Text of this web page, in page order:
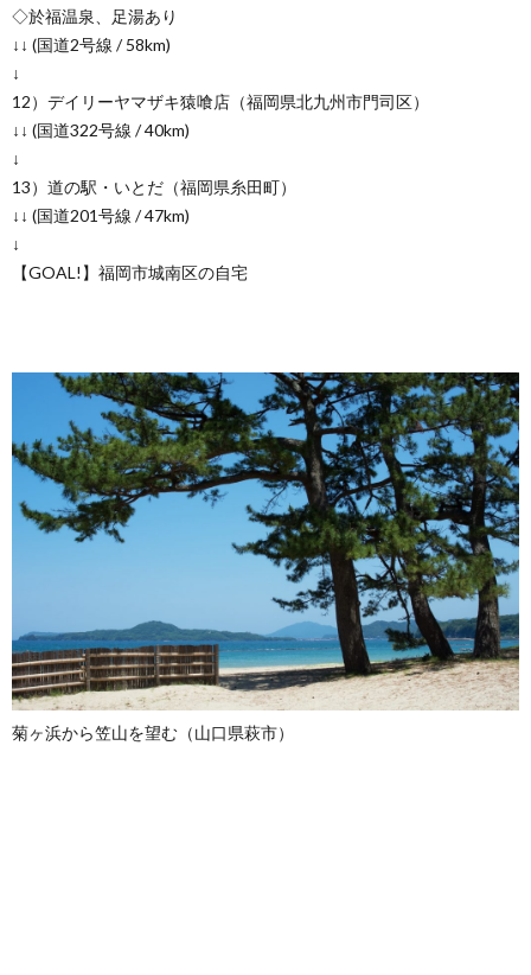
◇於福温泉、足湯あり
↓↓ (国道2号線 / 58km)
↓
12）デイリーヤマザキ猿喰店（福岡県北九州市門司区）
↓↓ (国道322号線 / 40km)
↓
13）道の駅・いとだ（福岡県糸田町）
↓↓ (国道201号線 / 47km)
↓
【GOAL!】福岡市城南区の自宅
菊ヶ浜から笠山を望む（山口県萩市）